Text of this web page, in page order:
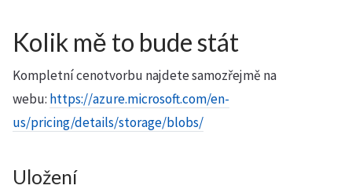
Kolik mě to bude stát
Kompletní cenotvorbu najdete samozřejmě na
webu: https://azure.microsoft.com/en-
us/pricing/details/storage/blobs/
Uložení